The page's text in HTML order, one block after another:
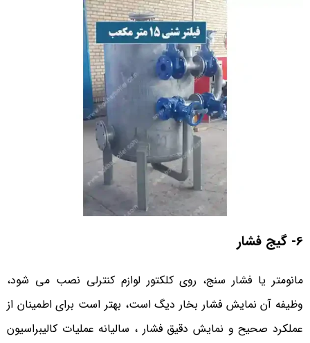
6- گیج فشار
مانومتر یا فشار سنج، روی کلکتور لوازم کنترلی نصب می شود،
وظیفه آن نمایش فشار بخار دیگ است، بهتر است برای اطمینان از
عملکرد صحیح و نمایش دقیق فشار ، سالیانه عملیات کالیبراسیون